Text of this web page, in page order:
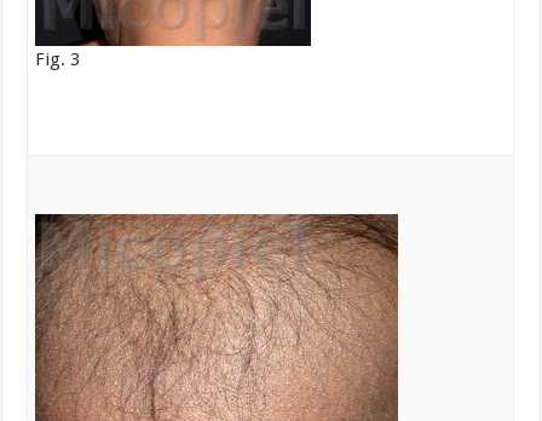
Fig. 3